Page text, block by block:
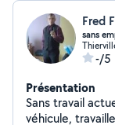
Fred
sans
-/5
Présentation
Sans travail